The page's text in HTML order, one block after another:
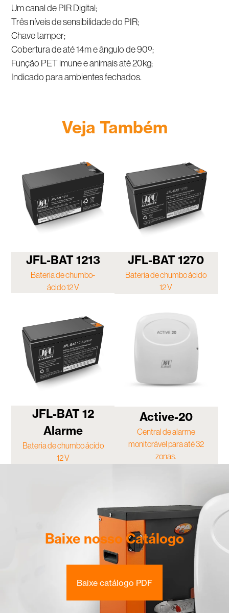
Um canal de PIR Digital;
Três níveis de sensibilidade do PIR;
Chave tamper;
Cobertura de até 14m e ângulo de 90º;
Função PET imune e animais até 20kg;
Indicado para ambientes fechados.
Veja Também
JFL-BAT 1213
Bateria de chumbo-
ácido 12 V
JFL-BAT 1270
Bateria de chumbo ácido
12 V
JFL-BAT 12
Alarme
Bateria de chumbo ácido
12 V
Active-20
Central de alarme
monitorável para até 32
zonas.
Baixe nosso Catálogo
Baixe catálogo PDF